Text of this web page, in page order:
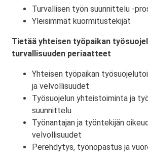
Turvallisen työn suunnittelu -
Yleisimmät kuormitustekijät
Tietää yhteisen työpaikan
turvallisuuden periaatteet
Yhteisen työpaikan
ja velvollisuudet
Työsuojelun yhteistoiminta ja
suunnittelu
Työnantajan ja työntekijän
velvollisuudet
Perehdytys, työnopastus ja